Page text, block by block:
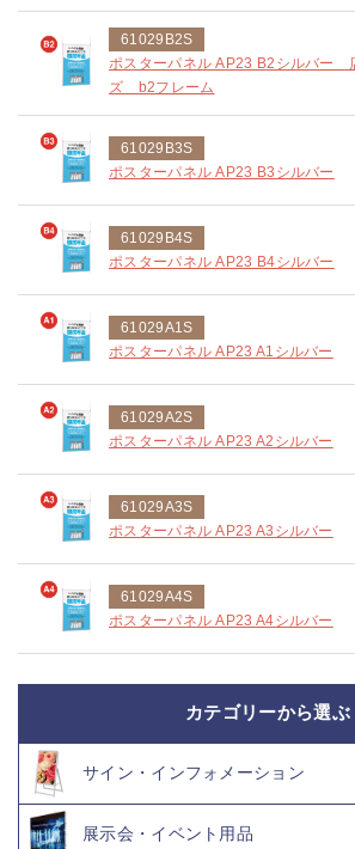
61029B2S
ポスターパネル AP23 B2シルバー
ズ b2フレーム
61029B3S
ポスターパネル AP23 B3シルバー
61029B4S
ポスターパネル AP23 B4シルバー
61029A1S
ポスターパネル AP23 A1シルバー
61029A2S
ポスターパネル AP23 A2シルバー
61029A3S
ポスターパネル AP23 A3シルバー
61029A4S
ポスターパネル AP23 A4シルバー
カテゴリーから選ぶ
サイン・インフォメーション
展示会・イベント用品